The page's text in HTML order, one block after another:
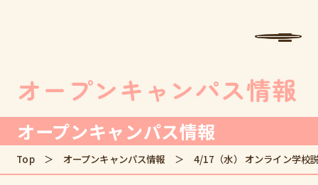
学校法人中村学園 専門学校ちば愛犬動物フラワー学園
MENU
オープンキャンパス情報
オープンキャンパス情報
Top オープンキャンパス情報 4/17（水） オンライン学校